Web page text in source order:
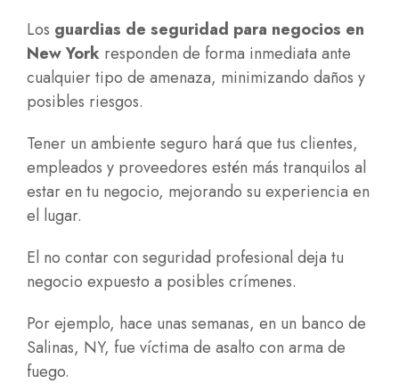
Los guardias de seguridad para negocios en
New York responden de forma inmediata ante
cualquier tipo de amenaza, minimizando daños y
posibles riesgos.
Tener un ambiente seguro hará que tus clientes,
empleados y proveedores estén más tranquilos al
estar en tu negocio, mejorando su experiencia en
el lugar.
El no contar con seguridad profesional deja tu
negocio expuesto a posibles crímenes.
Por ejemplo, hace unas semanas, en un banco de
Salinas, NY, fue víctima de asalto con arma de
fuego.